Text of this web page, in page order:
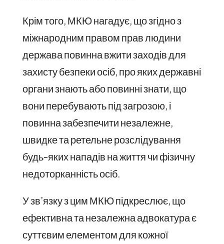
Крім того, МКЮ нагадує, що згідно з
міжнародним правом прав людини
держава повинна вжити заходів для
захисту безпеки осіб, про яких державні
органи знають або повинні знати, що
вони перебувають під загрозою, і
повинна забезпечити незалежне,
швидке та ретельне розслідування
будь-яких нападів на життя чи фізичну
недоторканність осіб.
У зв’язку з цим МКЮ підкреслює, що
ефективна та незалежна адвокатура є
суттєвим елементом для кожної